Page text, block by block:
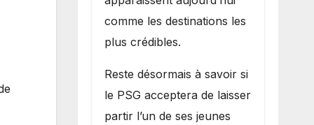
comme les destinations les
plus crédibles.
Reste désormais à savoir si
le PSG acceptera de laisser
partir l’un de ses jeunes